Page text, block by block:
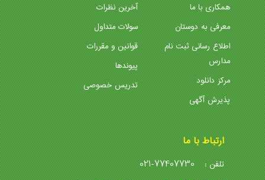
همکاری با ما
معرفی به دوستان
اطلاع رسانی ثبت نام
مدارس
مرکز دانلود
پذیرش آگهی
آخرین نظرات
سولات متداول
قوانین و مقررات
پیوندها
تدریس خصوصی
ارتباط با ما
تلفن : 021-77407730